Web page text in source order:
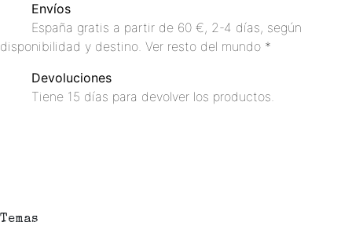
Envíos
España gratis a partir de 60 €, 2-4 días, según
disponibilidad y destino. Ver resto del mundo *
Devoluciones
Tiene 15 días para devolver los productos.
Temas